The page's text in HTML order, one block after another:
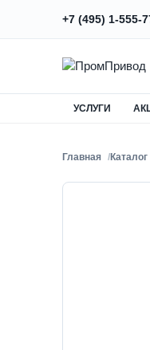
+7 (495) 1-555-
УСЛУГИ
Главная Каталог